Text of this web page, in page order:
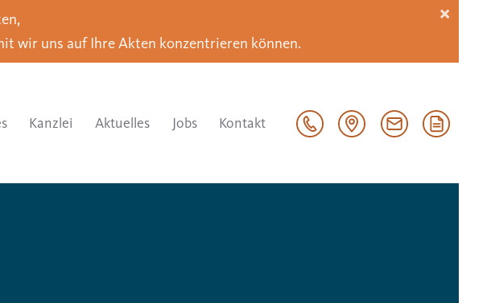
wir uns auf Ihre Akten konzentrieren können.
×
Kanzlei Aktuelles Jobs Kontakt